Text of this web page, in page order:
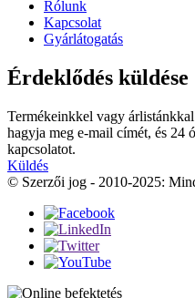
Rólunk
Kapcsolat
Gyárlátogatás
Érdeklődés küldése
Termékeinkkel vagy
hagyja meg e-mail címét, és 24
kapcsolatot.
Küldés
© Szerzői jog - 2010-2025: